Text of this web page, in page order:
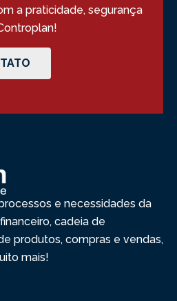
a praticidade, segurança
e necessidades da
cadeia de
produtos, compras e vendas,
mais!